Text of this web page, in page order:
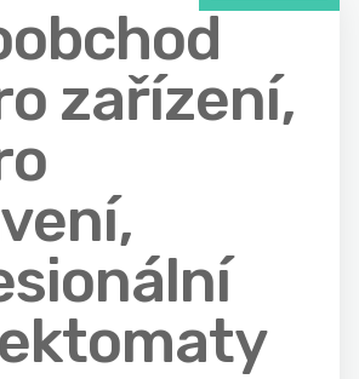
zařízení,